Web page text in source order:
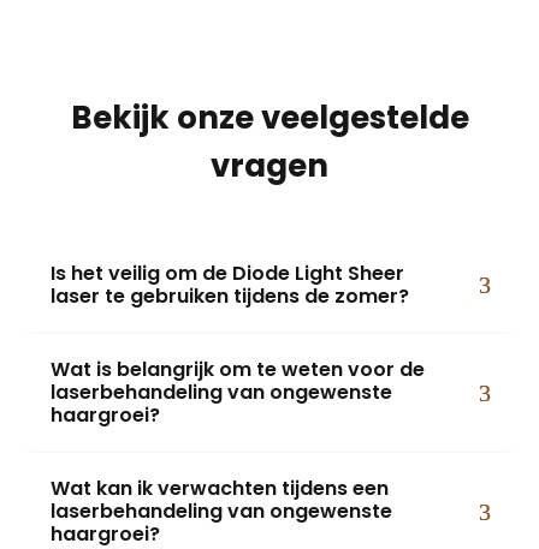
Bekijk onze veelgestelde
vragen
Is het veilig om de Diode Light Sheer
laser te gebruiken tijdens de zomer?
Wat is belangrijk om te weten voor de
laserbehandeling van ongewenste
haargroei?
Wat kan ik verwachten tijdens een
laserbehandeling van ongewenste
haargroei?